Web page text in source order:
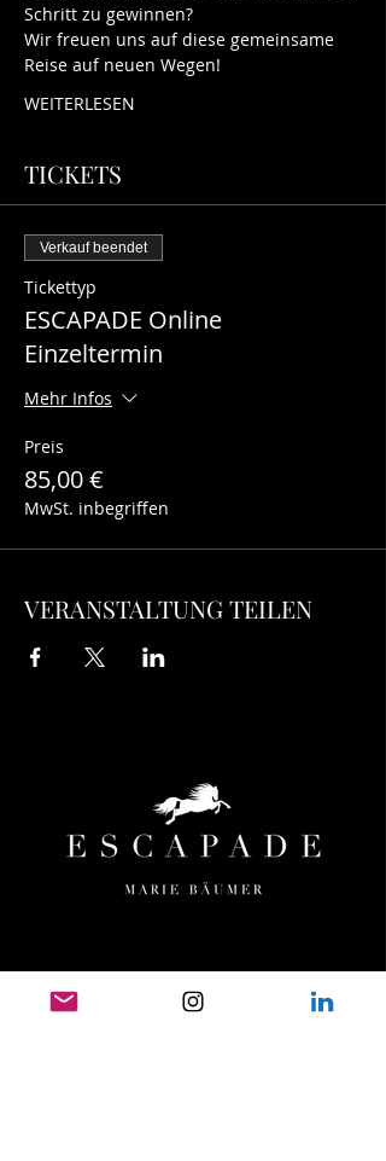
Schritt zu gewinnen?
Wir freuen uns auf diese gemeinsame
Reise auf neuen Wegen!
WEITERLESEN
TICKETS
Verkauf beendet
Tickettyp
ESCAPADE Online
Einzeltermin
Mehr Infos
Preis
85,00 €
MwSt. inbegriffen
VERANSTALTUNG TEILEN
MENÜ